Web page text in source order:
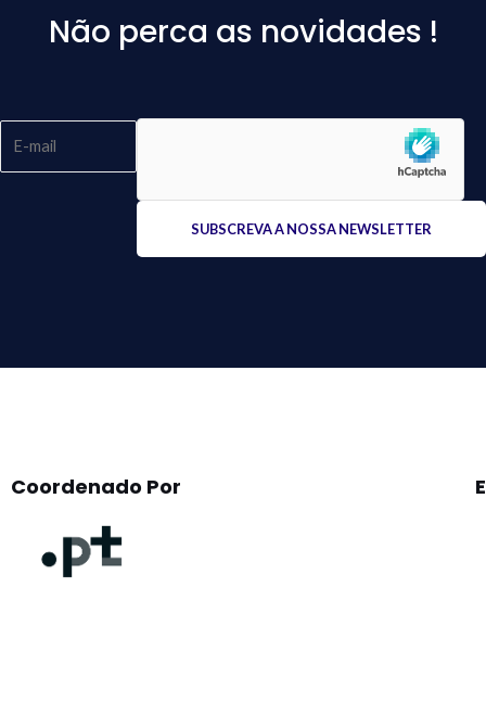
Não perca as novidades !
Coordenado Por